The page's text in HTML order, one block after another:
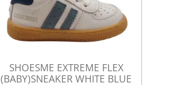
SHOESME EXTREME FLEX
(BABY)SNEAKER WHITE BLUE